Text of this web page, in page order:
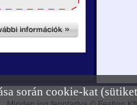
során cookie-kat